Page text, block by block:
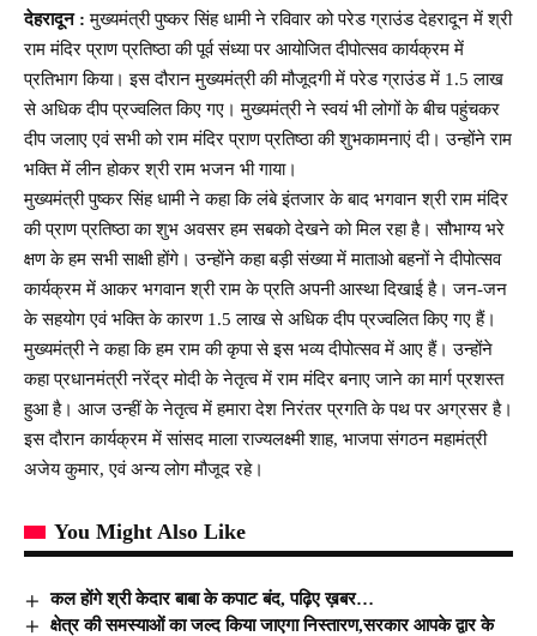
देहरादून :मुख्यमंत्री पुष्कर सिंह धामी ने रविवार को परेड ग्राउंड देहरादून में श्री
राम मंदिर प्राण प्रतिष्ठा की पूर्व संध्या पर आयोजित दीपोत्सव कार्यक्रम में
प्रतिभाग किया। इस दौरान मुख्यमंत्री की मौजूदगी में परेड ग्राउंड में 1.5 लाख
से अधिक दीप प्रज्वलित किए गए। मुख्यमंत्री ने स्वयं भी लोगों के बीच पहुंचकर
दीप जलाए एवं सभी को राम मंदिर प्राण प्रतिष्ठा की शुभकामनाएं दी। उन्होंने राम
भक्ति में लीन होकर श्री राम भजन भी गाया।
मुख्यमंत्री पुष्कर सिंह धामी ने कहा कि लंबे इंतजार के बाद भगवान श्री राम मंदिर
की प्राण प्रतिष्ठा का शुभ अवसर हम सबको देखने को मिल रहा है। सौभाग्य भरे
क्षण के हम सभी साक्षी होंगे। उन्होंने कहा बड़ी संख्या में माताओ बहनों ने दीपोत्सव
कार्यक्रम में आकर भगवान श्री राम के प्रति अपनी आस्था दिखाई है। जन-जन
के सहयोग एवं भक्ति के कारण 1.5 लाख से अधिक दीप प्रज्वलित किए गए हैं।
मुख्यमंत्री ने कहा कि हम राम की कृपा से इस भव्य दीपोत्सव में आए हैं। उन्होंने
कहा प्रधानमंत्री नरेंद्र मोदी के नेतृत्व में राम मंदिर बनाए जाने का मार्ग प्रशस्त
हुआ है। आज उन्हीं के नेतृत्व में हमारा देश निरंतर प्रगति के पथ पर अग्रसर है।
इस दौरान कार्यक्रम में सांसद माला राज्यलक्ष्मी शाह, भाजपा संगठन महामंत्री
अजेय कुमार, एवं अन्य लोग मौजूद रहे।
You Might Also Like
कल होंगे श्री केदार बाबा के कपाट बंद, पढ़िए ख़बर…
क्षेत्र की समस्याओं का जल्द किया जाएगा निस्तारण,सरकार आपके द्वार के